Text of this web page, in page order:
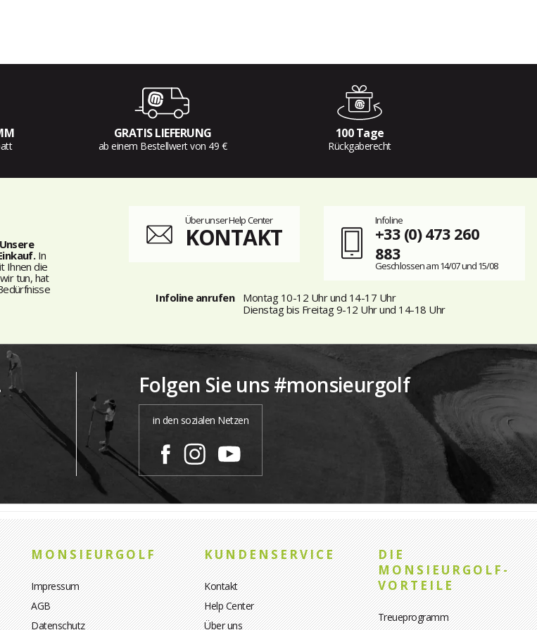
GRATIS LIEFERUNG
ab einem Bestellwert von 49 €
100 Tage
Rückgaberecht
In
Ihnen die
tun, hat
Über unser Help Center
KONTAKT
Infoline
+33 (0) 473 260
883
Geschlossen am 14/07 und 15/08
Infoline anrufen
Montag 10-12 Uhr und 14-17 Uhr
Dienstag bis Freitag 9-12 Uhr und 14-18 Uhr
Folgen Sie uns #monsieurgolf
in den sozialen Netzen
MONSIEURGOLF
Impressum
AGB
Datenschutz
KUNDENSERVICE
Kontakt
Help Center
Über uns
DIE
MONSIEURGOLF-
VORTEILE
Treueprogramm